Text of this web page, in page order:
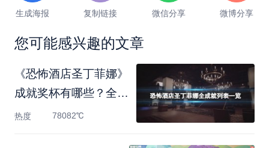
生成海报 复制链接 微信分享 微博分享
您可能感兴趣的文章
《恐怖酒店圣丁菲娜》
成就奖杯有哪些？全成
就
热度 78082℃